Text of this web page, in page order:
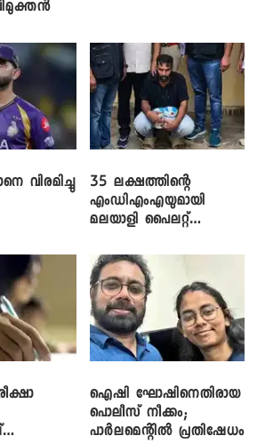
വിരമിച്ചു
35 ലക്ഷത്തിന്റെ
എംഡിഎംഎയുമായി
മലയാളി പൈലറ്റ്
ഐഷി ഘോഷിനെതിരായ
പൊലീസ് നീക്കം;
പാര്‍ലമെന്റിൽ പ്രതിഷേധം